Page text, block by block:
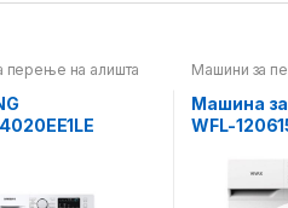
перење на алишта Машини за
Машина
WFL-